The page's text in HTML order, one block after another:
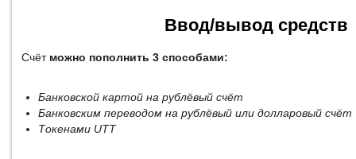
Ввод/вывод средств
Счёт можно пополнить 3 способами:
Банковской картой на рублёвый счёт
Банковским переводом на рублёвый или долларовый счёт
Токенами UTT